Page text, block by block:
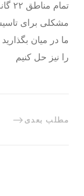
مشکلی برای
ما در میان
را نیز حل کنیم
مطلب بعدی